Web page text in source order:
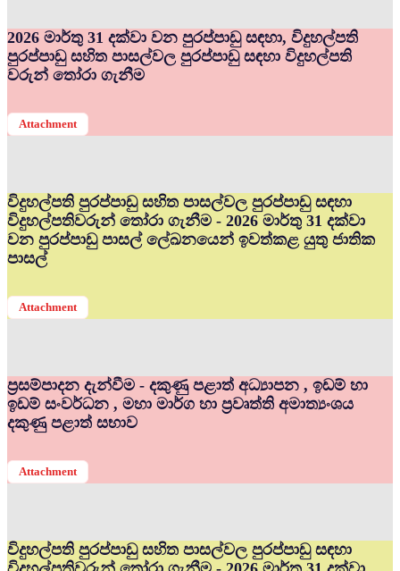
2026 මාර්තු 31 දක්වා වන පුරප්පාඩු සඳහා, විදුහල්පති
පුරප්පාඩු සහිත පාසල්වල පුරප්පාඩු සඳහා විදුහල්පති
වරුන් තෝරා ගැනීම
Attachment
විදුහල්පති පුරප්පාඩු සහිත පාසල්වල පුරප්පාඩු සඳහා
විදුහල්පතිවරුන් තෝරා ගැනීම - 2026 මාර්තු 31 දක්වා
වන පුරප්පාඩු පාසල් ලේඛනයෙන් ඉවත්කළ යුතු ජාතික
පාසල්
Attachment
ප්‍රසම්පාදන දැන්වීම - දකුණු පළාත් අධ්‍යාපන , ඉඩම් හා
ඉඩම් සංවර්ධන , මහා මාර්ග හා ප්‍රවෘත්ති අමාත්‍යංශය
දකුණු පළාත් සභාව
Attachment
විදුහල්පති පුරප්පාඩු සහිත පාසල්වල පුරප්පාඩු සඳහා